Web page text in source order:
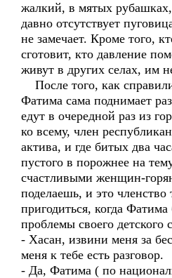
жалкий, в мятых
давно отсутствует
не замечает. Кроме того,
сготовит, кто давление
живут в других селах, им
После того, как
Фатима сама поднимает
едут в очередной раз из
ко всему, член
актива, и где битых два
пустого в порожнее на
счастливыми женщин-
поделаешь, и это
пригодиться, когда Фатима
проблемы своего детского
- Хасан, извини меня за
меня к тебе есть разговор.
- Да, Фатима ( по